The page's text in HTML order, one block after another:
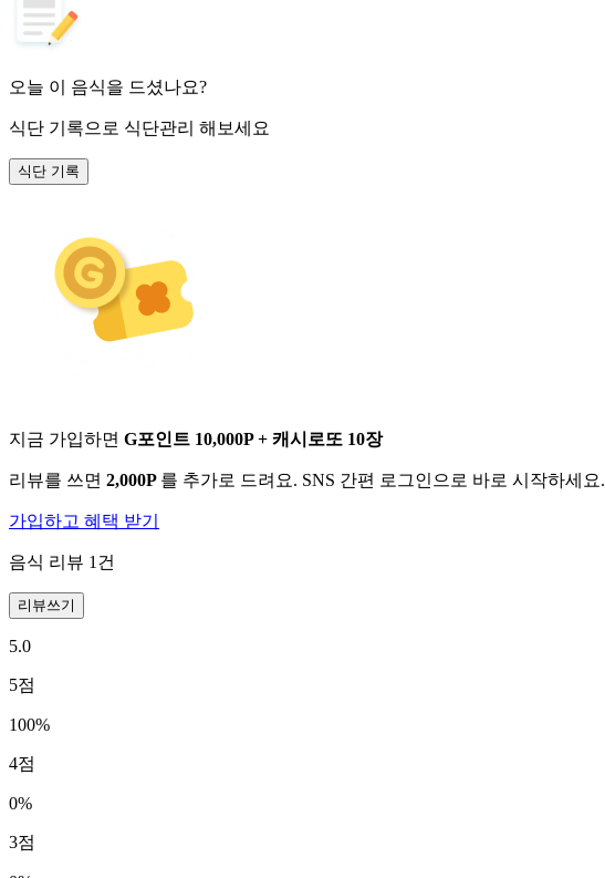
오늘 이 음식을 드셨나요?
식단 기록으로 식단관리 해보세요
식단 기록
지금 가입하면 G포인트 10,000P + 캐시로또 10장
리뷰를 쓰면 2,000P 를 추가로 드려요. SNS 간편 로그인으로 바로 시작하세요.
가입하고 혜택 받기
음식 리뷰 1 건
리뷰쓰기
5.0
5점
100%
4점
0%
3점